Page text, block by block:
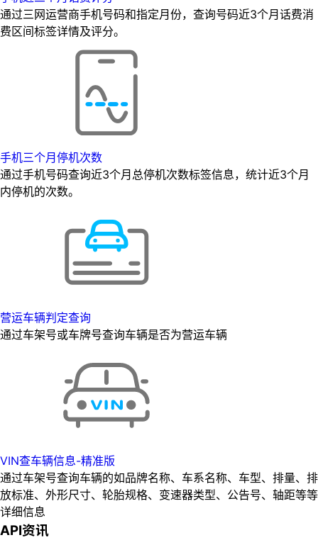
通过三网运营商手机号码和指定月份，查询号码近3个月话费消
费区间标签详情及评分。
手机三个月停机次数
通过手机号码查询近3个月总停机次数标签信息，统计近3个月
内停机的次数。
营运车辆判定查询
通过车架号或车牌号查询车辆是否为营运车辆
VIN查车辆信息-精准版
通过车架号查询车辆的如品牌名称、车系名称、车型、排量、排
放标准、外形尺寸、轮胎规格、变速器类型、公告号、轴距等等
详细信息
API资讯